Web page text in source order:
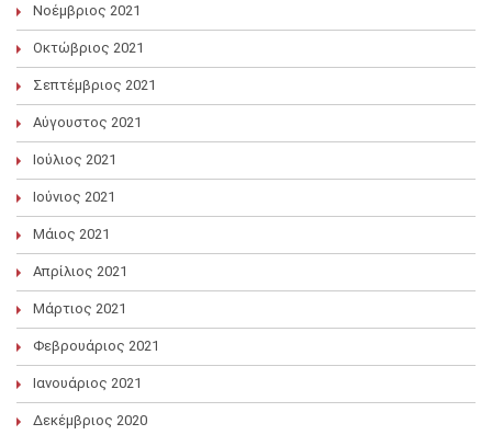
Νοέμβριος 2021
Οκτώβριος 2021
Σεπτέμβριος 2021
Αύγουστος 2021
Ιούλιος 2021
Ιούνιος 2021
Μάιος 2021
Απρίλιος 2021
Μάρτιος 2021
Φεβρουάριος 2021
Ιανουάριος 2021
Δεκέμβριος 2020